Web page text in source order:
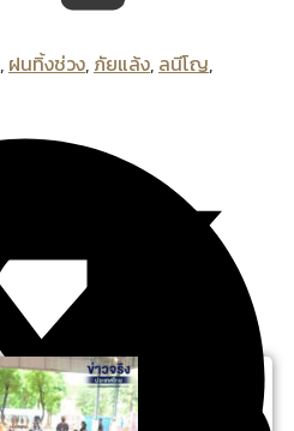
, ฝนทิ้งช่วง, ภัยแล้ง, ลนีโญ,